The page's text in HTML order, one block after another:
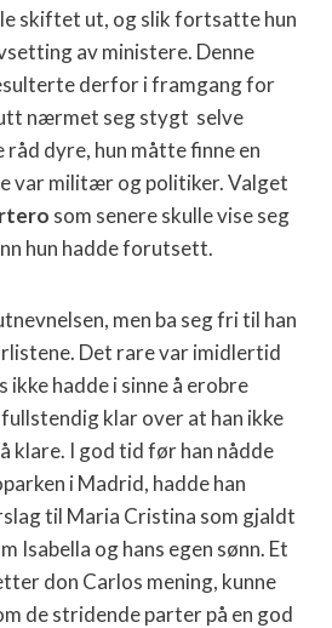
skiftet ut, og slik fortsatte hun
av ministere. Denne
derfor i framgang for
nærmet seg stygt selve
dyre, hun måtte finne en
var militær og politiker. Valget
som senere skulle vise seg
hun hadde forutsett.
men ba seg fri til han
Det rare var imidlertid
ikke hadde i sinne å erobre
klar over at han ikke
klare. I god tid før han nådde
i Madrid, hadde han
til Maria Cristina som gjaldt
Isabella og hans egen sønn. Et
don Carlos mening, kunne
de stridende parter på en god